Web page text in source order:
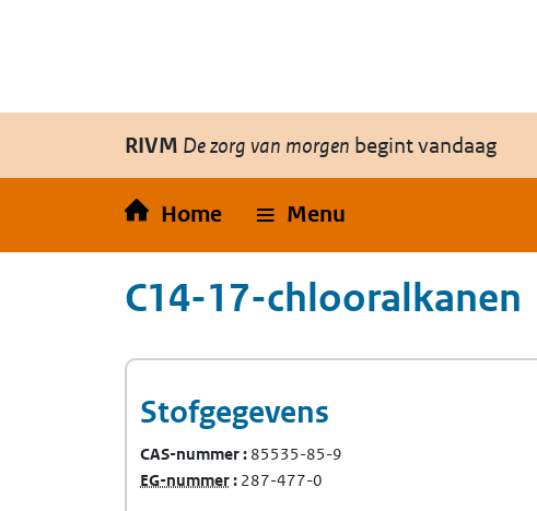
RIVM De zorg van morgen begint vandaag
Home Menu
C14-17-chlooralkanen
Stofgegevens
CAS-nummer 85535-85-9
EG-nummer(Europees Gemeenschap-nummer)
287-477-0